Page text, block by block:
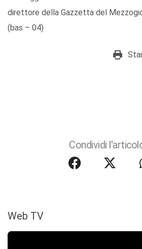
direttore della Gazzetta del
(bas – 04)
Condividi
Web TV